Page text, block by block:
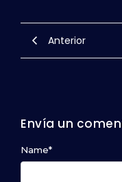
Anterior
Envía un
Name*